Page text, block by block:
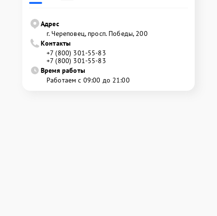
Адрес
г. Череповец, просп. Победы, 200
Контакты
+7 (800) 301-55-83
+7 (800) 301-55-83
Время работы
Работаем с 09:00 до 21:00